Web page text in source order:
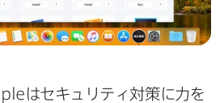
は​セキュリティ対策に​力を​